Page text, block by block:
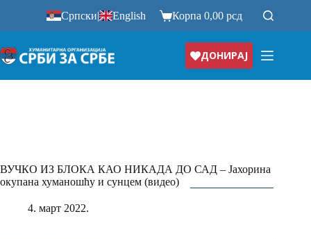
Српски| English Корпа0,00рсд
ДОНИРАЈ
ВУЧКО ИЗ БЛОКА КАО НИКАДА ДО САД – Јахорина
окупана хуманошћу и сунцем (видео)
4. март 2022.